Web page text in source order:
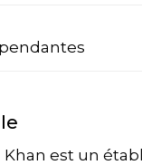
Khan est un